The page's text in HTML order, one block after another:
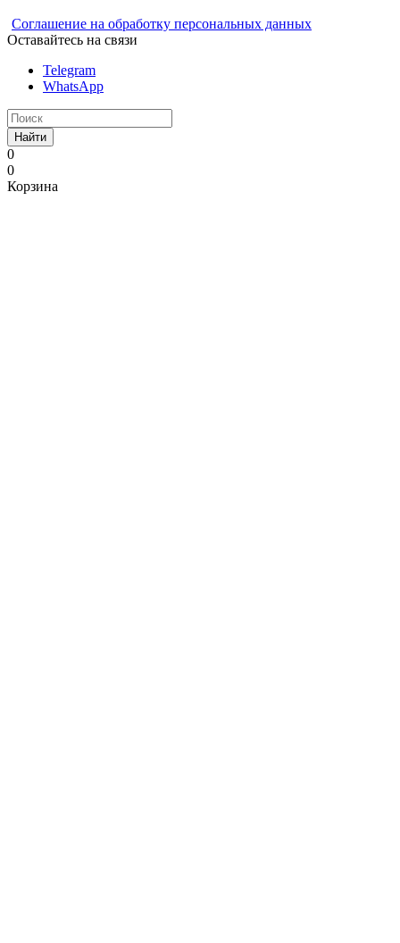
Соглашение на обработку персональных данных
Оставайтесь на связи
Telegram
WhatsApp
Найти
0
0
Корзина